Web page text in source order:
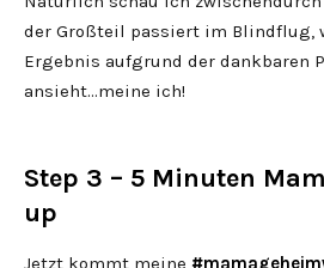
der Großteil passiert im Blindflug,
Ergebnis aufgrund der dankbaren
ansieht…meine ich!
Step 3 – 5 Minuten
up
Jetzt kommt meine